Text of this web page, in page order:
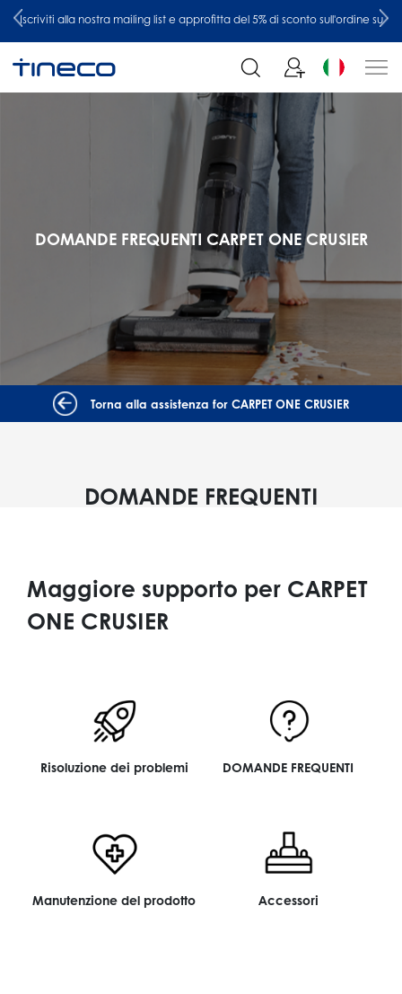
Iscriviti alla nostra mailing list e approfitta del 5% di sconto sull'ordine su
DOMANDE FREQUENTI CARPET ONE CRUSIER
Torna alla assistenza for CARPET ONE CRUSIER
DOMANDE FREQUENTI
Maggiore supporto per CARPET
ONE CRUSIER
Risoluzione dei problemi DOMANDE FREQUENTI
Manutenzione del prodotto Accessori